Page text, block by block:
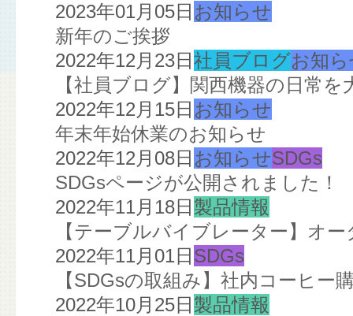
2023年01月05日 お知らせ
新年のご挨拶
2022年12月23日 社員ブログお知
【社員ブログ】関西機器の日常を
2022年12月15日 お知らせ
年末年始休業のお知らせ
2022年12月08日 お知らせSDGs
SDGsページが公開されました！
2022年11月18日 製品情報
【テーブルバイブレーター】オ
2022年11月01日 SDGs
【SDGsの取組み】社内コーヒー
2022年10月25日 製品情報